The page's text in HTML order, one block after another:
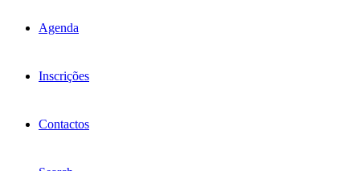
Agenda
Inscrições
Contactos